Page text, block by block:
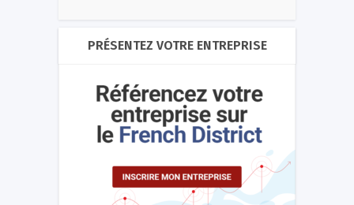
PRÉSENTEZ VOTRE ENTREPRISE